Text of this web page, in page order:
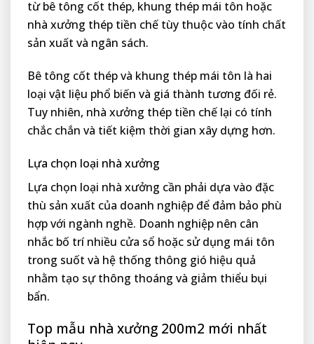
từ bê tông cốt thép, khung thép mái tôn hoặc
nhà xưởng thép tiền chế tùy thuộc vào tính chất
sản xuất và ngân sách.
Bê tông cốt thép và khung thép mái tôn là hai
loại vật liệu phổ biến và giá thành tương đối rẻ.
Tuy nhiên, nhà xưởng thép tiền chế lại có tính
chắc chắn và tiết kiệm thời gian xây dựng hơn.
Lựa chọn loại nhà xưởng
Lựa chọn loại nhà xưởng cần phải dựa vào đặc
thù sản xuất của doanh nghiệp để đảm bảo phù
hợp với ngành nghề. Doanh nghiệp nên cân
nhắc bố trí nhiều cửa sổ hoặc sử dụng mái tôn
trong suốt và hệ thống thông gió hiệu quả
nhằm tạo sự thông thoáng và giảm thiểu bụi
bẩn.
Top mẫu nhà xưởng 200m2 mới nhất